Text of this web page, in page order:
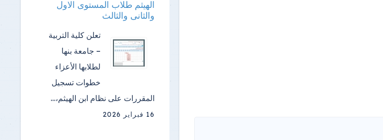
الهيثم طلاب المستوى الاول
والثانى والثالث
تعلن كلية التربية
– جامعة بنها
لطلابها الأعزاء
خطوات تسجيل
المقررات على نظام ابن الهيثم،…
16 فبراير 2026